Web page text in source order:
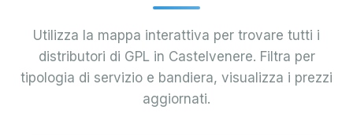
Utilizza la mappa interattiva per trovare tutti i
distributori di GPL in Castelvenere. Filtra per
tipologia di servizio e bandiera, visualizza i prezzi
aggiornati.